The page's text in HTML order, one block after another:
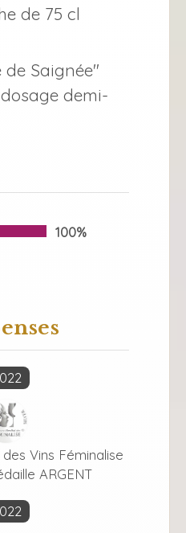
de 75 cl
de Saignée"
demi-
100%
Vins Féminalise
ARGENT